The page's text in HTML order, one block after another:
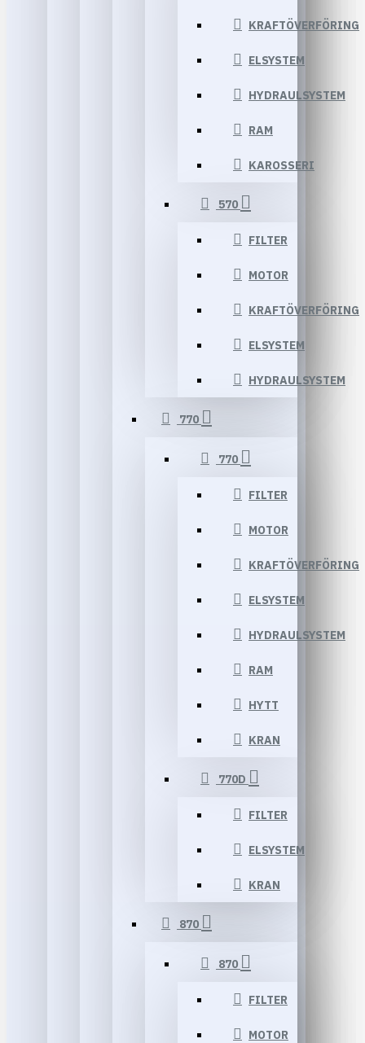
KRAFTÖVERFÖRING
ELSYSTEM
HYDRAULSYSTEM
RAM
KAROSSERI
570
FILTER
MOTOR
KRAFTÖVERFÖRING
ELSYSTEM
HYDRAULSYSTEM
770
770
FILTER
MOTOR
KRAFTÖVERFÖRING
ELSYSTEM
HYDRAULSYSTEM
RAM
HYTT
KRAN
770D
FILTER
ELSYSTEM
KRAN
870
870
FILTER
MOTOR